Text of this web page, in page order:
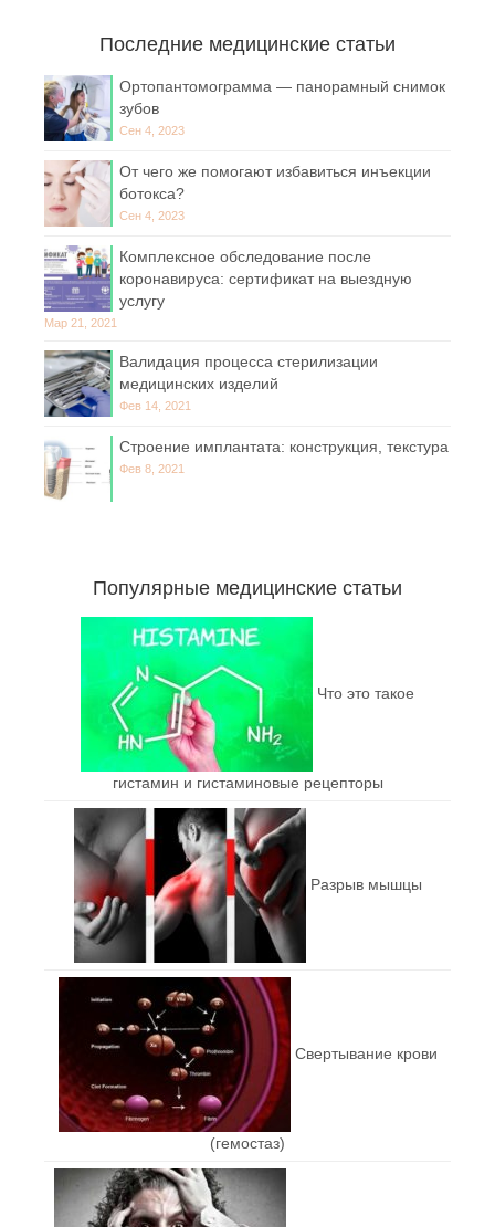
Последние медицинские статьи
Ортопантомограмма — панорамный снимок
зубов
Сен 4, 2023
От чего же помогают избавиться инъекции
ботокса?
Сен 4, 2023
Комплексное обследование после
коронавируса: сертификат на выездную
услугу
Мар 21, 2021
Валидация процесса стерилизации
медицинских изделий
Фев 14, 2021
Строение имплантата: конструкция, текстура
Фев 8, 2021
Популярные медицинские статьи
Что это такое
гистамин и гистаминовые рецепторы
Разрыв мышцы
Свертывание крови
(гемостаз)